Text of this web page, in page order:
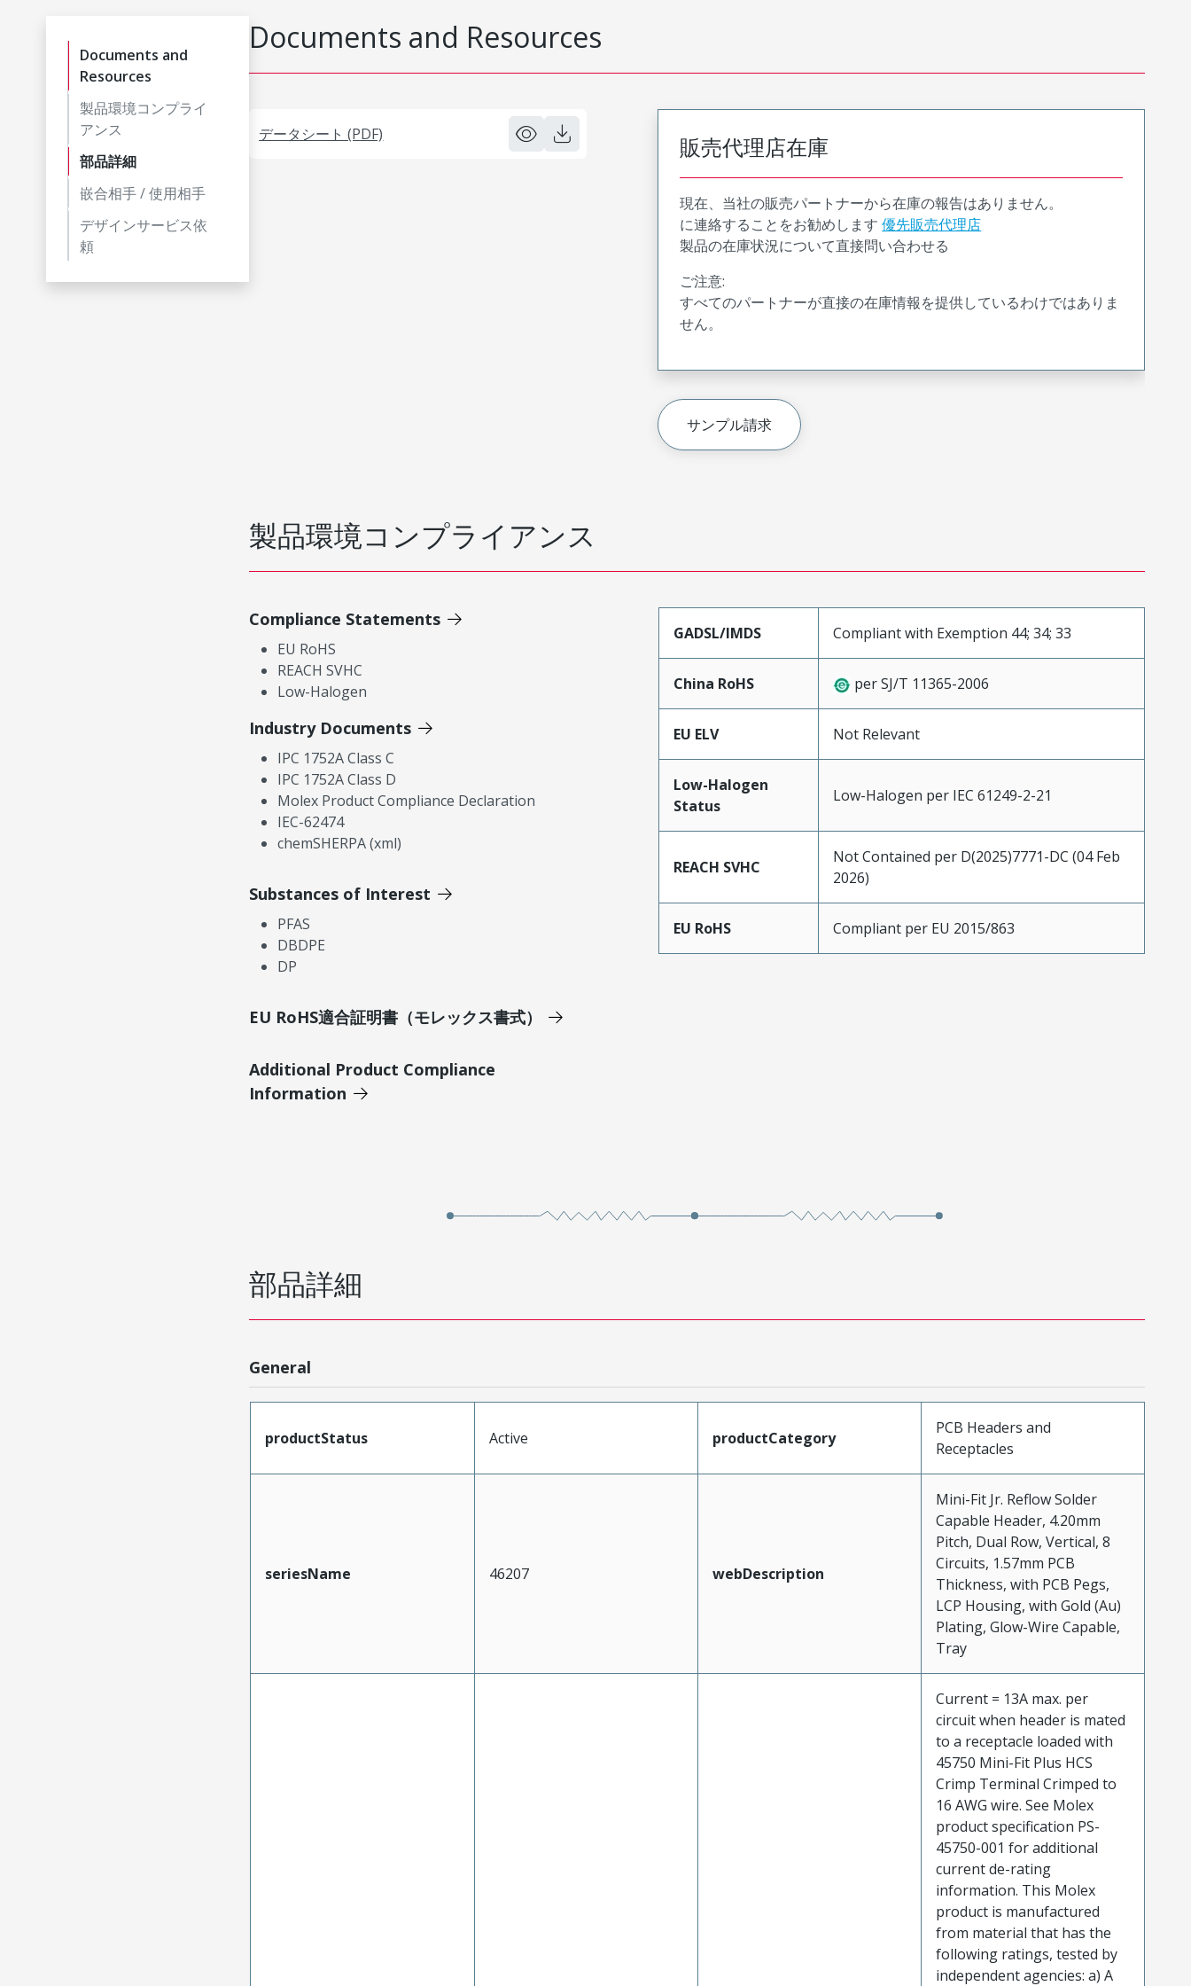
Documents and
Resources
製品環境コンプライ
アンス
部品詳細
嵌合相手 / 使用相手
デザインサービス依
頼
Documents and Resources
データシート (PDF) 販売代理店在庫
現在、当社の販売パートナーから在庫の報告はありません。
に連絡することをお勧めします 優先販売代理店
製品の在庫状況について直接問い合わせる
ご注意:
すべてのパートナーが直接の在庫情報を提供しているわけではありま
せん。
サンプル請求
製品環境コンプライアンス
Compliance Statements
EU RoHS
REACH SVHC
Low-Halogen
Industry Documents
IPC 1752A Class C
IPC 1752A Class D
Molex Product Compliance Declaration
IEC-62474
chemSHERPA (xml)
Substances of Interest
PFAS
DBDPE
DP
EU RoHS適合証明書（モレックス書式）
Additional Product Compliance
Information
GADSL/IMDS Compliant with Exemption 44; 34; 33
China RoHS per SJ/T 11365-2006
EU ELV Not Relevant
Low-Halogen
Status
Low-Halogen per IEC 61249-2-21
REACH SVHC
Not Contained per D(2025)7771-DC (04 Feb
2026)
EU RoHS Compliant per EU 2015/863
部品詳細
General
productStatus Active productCategory
PCB Headers and
Receptacles
seriesName 46207 webDescription
Mini-Fit Jr. Reflow Solder
Capable Header, 4.20mm
Pitch, Dual Row, Vertical, 8
Circuits, 1.57mm PCB
Thickness, with PCB Pegs,
LCP Housing, with Gold (Au)
Plating, Glow-Wire Capable,
Tray
Current = 13A max. per
circuit when header is mated
to a receptacle loaded with
45750 Mini-Fit Plus HCS
Crimp Terminal Crimped to
16 AWG wire. See Molex
product specification PS-
45750-001 for additional
current de-rating
information. This Molex
product is manufactured
from material that has the
following ratings, tested by
independent agencies: a) A